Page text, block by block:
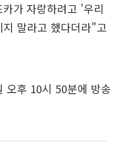
가 자랑하려고 '우리
말라고 했다더라"고
오후 10시 50분에 방송